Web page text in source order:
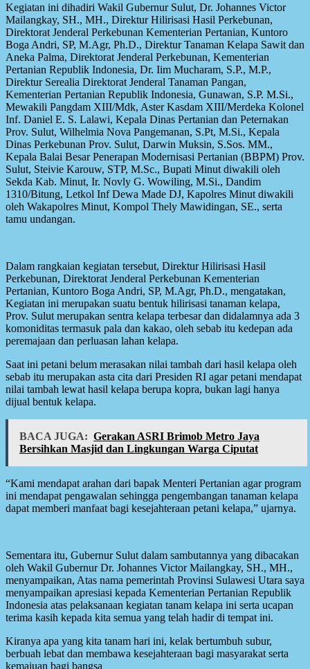
Kegiatan ini dihadiri Wakil Gubernur Sulut, Dr. Johannes Victor
Mailangkay, SH., MH., Direktur Hilirisasi Hasil Perkebunan,
Direktorat Jenderal Perkebunan Kementerian Pertanian, Kuntoro
Boga Andri, SP, M.Agr, Ph.D., Direktur Tanaman Kelapa Sawit dan
Aneka Palma, Direktorat Jenderal Perkebunan, Kementerian
Pertanian Republik Indonesia, Dr. Iim Mucharam, S.P., M.P.,
Direktur Serealia Direktorat Jenderal Tanaman Pangan,
Kementerian Pertanian Republik Indonesia, Gunawan, S.P. M.Si.,
Mewakili Pangdam XIII/Mdk, Aster Kasdam XIII/Merdeka Kolonel
Inf. Daniel E. S. Lalawi, Kepala Dinas Pertanian dan Peternakan
Prov. Sulut, Wilhelmia Nova Pangemanan, S.Pt, M.Si., Kepala
Dinas Perkebunan Prov. Sulut, Darwin Muksin, S.Sos. MM.,
Kepala Balai Besar Penerapan Modernisasi Pertanian (BBPM) Prov.
Sulut, Steivie Karouw, STP, M.Sc., Bupati Minut diwakili oleh
Sekda Kab. Minut, Ir. Novly G. Wowiling, M.Si., Dandim
1310/Bitung, Letkol Inf Dewa Made DJ, Kapolres Minut diwakili
oleh Wakapolres Minut, Kompol Thely Mawidingan, SE., serta
tamu undangan.
Dalam rangkaian kegiatan tersebut, Direktur Hilirisasi Hasil
Perkebunan, Direktorat Jenderal Perkebunan Kementerian
Pertanian, Kuntoro Boga Andri, SP, M.Agr, Ph.D., mengatakan,
Kegiatan ini merupakan suatu bentuk hilirisasi tanaman kelapa,
Prov. Sulut merupakan sentra kelapa terbesar dan didalamnya ada 3
komoniditas termasuk pala dan kakao, oleh sebab itu kedepan ada
peremajaan dan perluasan lahan kelapa.
Saat ini petani belum merasakan nilai tambah dari hasil kelapa oleh
sebab itu merupakan asta cita dari Presiden RI agar petani mendapat
nilai tambah lewat hasil kelapa berupa kopra, bukan lagi hanya
dijual bentuk kelapa.
BACA JUGA: Gerakan ASRI Brimob Metro Jaya
Bersihkan Masjid dan Lingkungan Warga Ciputat
“Kami mendapat arahan dari bapak Menteri Pertanian agar program
ini mendapat pengawalan sehingga pengembangan tanaman kelapa
dapat memberi manfaat bagi kesejahteraan petani kelapa,” ujarnya.
Sementara itu, Gubernur Sulut dalam sambutannya yang dibacakan
oleh Wakil Gubernur Dr. Johannes Victor Mailangkay, SH., MH.,
menyampaikan, Atas nama pemerintah Provinsi Sulawesi Utara saya
menyampaikan apresiasi kepada Kementerian Pertanian Republik
Indonesia atas pelaksanaan kegiatan tanam kelapa ini serta ucapan
terima kasih kepada kita semua yang telah hadir di tempat ini.
Kiranya apa yang kita tanam hari ini, kelak bertumbuh subur,
berbuah lebat dan membawa kesejahteraan bagi masyarakat serta
kemajuan bagi bangsa